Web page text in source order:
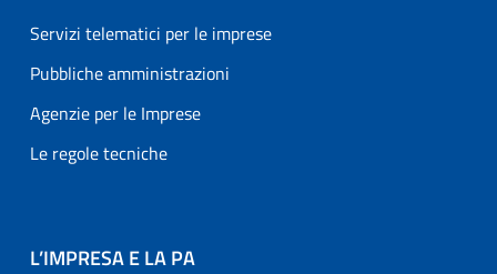
Servizi telematici per le imprese
Pubbliche amministrazioni
Agenzie per le Imprese
Le regole tecniche
L’IMPRESA E LA PA